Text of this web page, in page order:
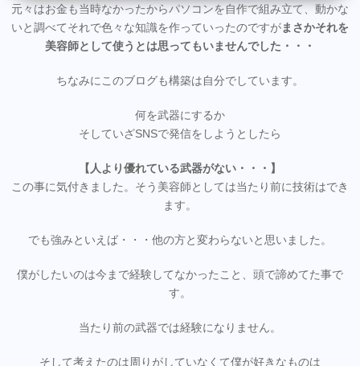
元々はお金も当時なかったからパソコンを自作で組み立て、動かな
いと調べてそれで色々な知識を作っていったのですがまさかそれを
美容師として使うとは思ってもいませんでした・・・
ちなみにこのブログも構築は自分でしています。
何を武器にするか
そしていざSNSで発信をしようとしたら
【人より優れている武器がない・・・】
この事に気付きました。そう美容師としては当たり前に技術はでき
ます。
でも強みといえば・・・他の方と変わらないと思いました。
僕がしたいのは今まで経験してなかったこと、頭で諦めてた事で
す。
当たり前の武器では経験になりません。
そして考えたのは周りがしていなくて僕が好きなものは